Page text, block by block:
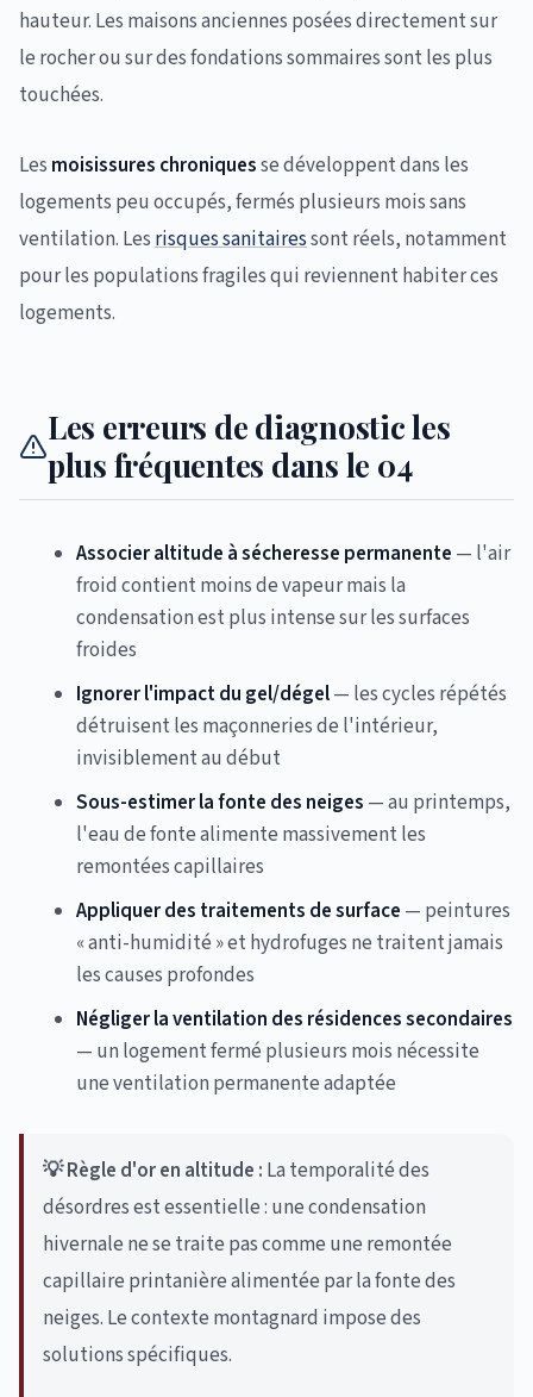
hauteur. Les maisons anciennes posées directement sur
le rocher ou sur des fondations sommaires sont les plus
touchées.
Les moisissures chroniquesse développent dans les
logements peu occupés, fermés plusieurs mois sans
ventilation. Lesrisques sanitairessont réels, notamment
pour les populations fragiles qui reviennent habiter ces
logements.
Les erreurs de diagnostic les
plus fréquentes dans le 04
Associer altitude à sécheresse permanente — l'air
froid contient moins de vapeur mais la
condensation est plus intense sur les surfaces
froides
Ignorer l'impact du gel/dégel— les cycles répétés
détruisent les maçonneries de l'intérieur,
invisiblement au début
Sous-estimer la fonte des neiges — au printemps,
l'eau de fonte alimente massivement les
remontées capillaires
Appliquer des traitements de surface — peintures
« anti-humidité » et hydrofuges ne traitent jamais
les causes profondes
Négliger la ventilation des résidences secondaires
— un logement fermé plusieurs mois nécessite
une ventilation permanente adaptée
💡 Règle d'or en altitude : La temporalité des
désordres est essentielle : une condensation
hivernale ne se traite pas comme une remontée
capillaire printanière alimentée par la fonte des
neiges. Le contexte montagnard impose des
solutions spécifiques.